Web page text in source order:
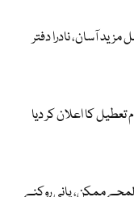
آسان، نادرا دفتر
ممکن، پانی روکنے